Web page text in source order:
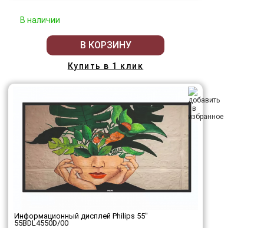
В наличии
В КОРЗИНУ
Купить в 1 клик
Информационный дисплей Philips 55"
55BDL4550D/00